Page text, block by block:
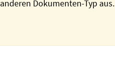
Dokumenten-Typ aus.